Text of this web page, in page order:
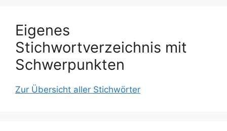
Eigenes
Stichwortverzeichnis mit
Schwerpunkten
Zur Übersicht aller Stichwörter